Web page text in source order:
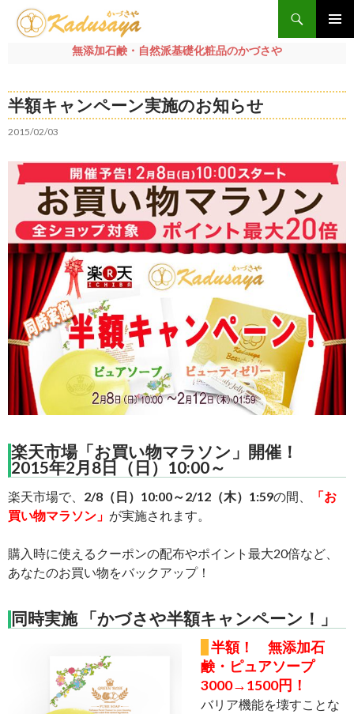
無添加石鹸・自然派基礎化粧品のかづさや
ン
テ
ン
へ
ス
プ
半額キャンペーン実施のお知らせ
2015/02/03
楽天市場「お買い物マラソン」開催！
2015年2月8日（日）10:00～
楽天市場で、 2/8（日）10:00～2/12（木）1:59の間、
「お
買い物マラソン」 が実施されます。
購入時に使えるクーポンの配布やポイント最大20倍など、
あなたのお買い物をバックアップ！
同時実施 「かづさや半額キャンペーン！」
半額！ 無添加石
鹸・ピュアソープ
3000→1500円！
バリア機能を壊すことな